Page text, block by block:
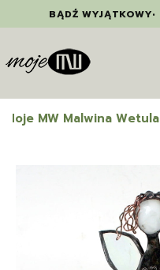
BĄDŹ WYJĄTKOWY•
Moje MW Malwina Wetula